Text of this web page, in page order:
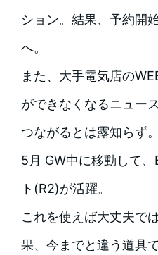
ション。結果、予約開
へ。
また、大手電気店の
ができなくなるニュー
つながるとは露知らず
5月 GW中に移動して
ト(R2)が活躍。
これを使えば大丈夫で
果、今までと違う道具で